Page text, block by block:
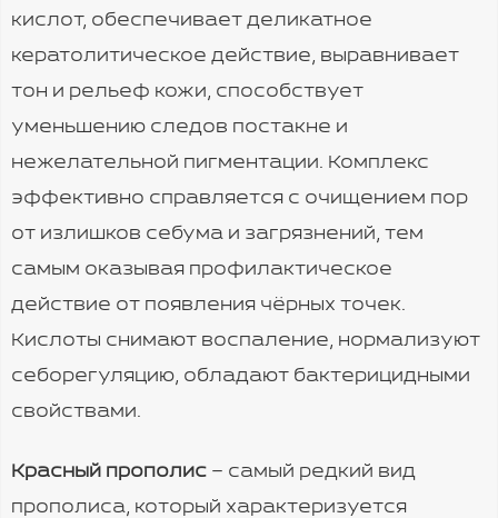
кислот, обеспечивает деликатное
кератолитическое действие, выравнивает
тон и рельеф кожи, способствует
уменьшению следов постакне и
нежелательной пигментации. Комплекс
эффективно справляется с очищением пор
от излишков себума и загрязнений, тем
самым оказывая профилактическое
действие от появления чёрных точек.
Кислоты снимают воспаление, нормализуют
себорегуляцию, обладают бактерицидными
свойствами.
Красный прополис – самый редкий вид
прополиса, который характеризуется